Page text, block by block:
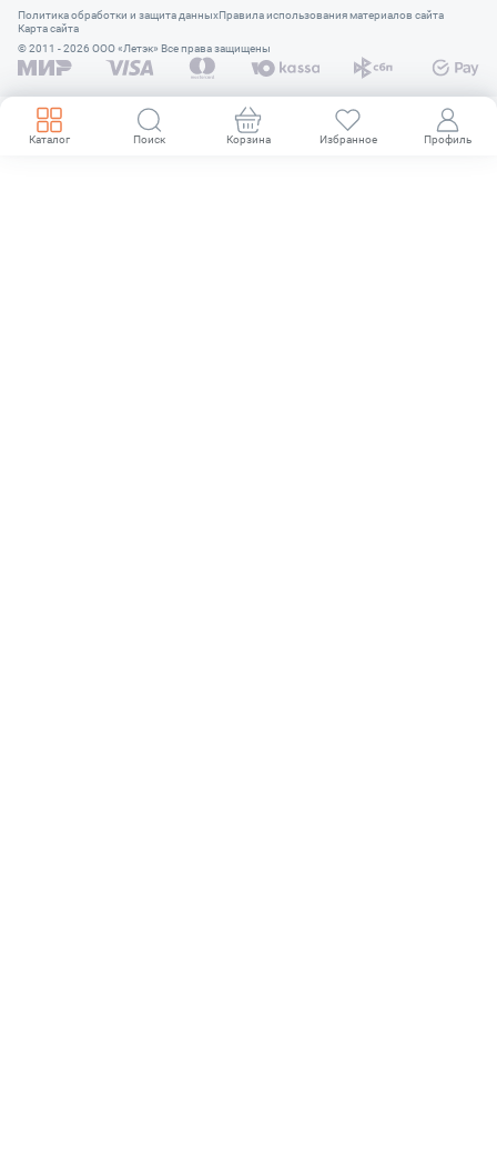
© 2011 - 2026 OOO «Летэк» Все права защищены
Политика обработки и защита данныхПравила использования материалов сайта
Карта сайта
Каталог Поиск Корзина Избранное Профиль